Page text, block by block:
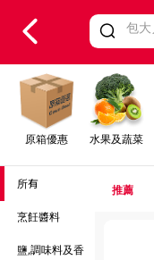
Valid Until
原箱優惠 水果及蔬菜
所有
烹飪醬料
鹽,調味料及香
推薦